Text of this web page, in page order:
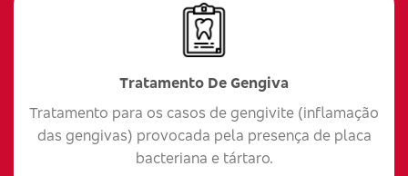
Tratamento De Gengiva
Tratamento para os casos de gengivite (inflamação
das gengivas) provocada pela presença de placa
bacteriana e tártaro.